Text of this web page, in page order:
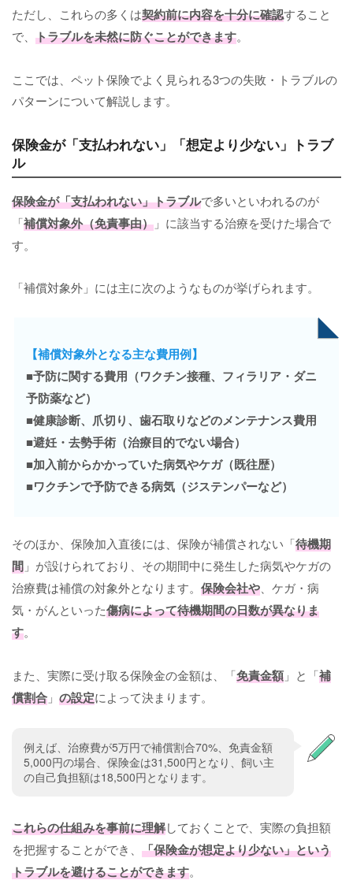
ただし、これらの多くは契約前に内容を十分に確認すること
で、 トラブルを未然に防ぐことができます。
ここでは、ペット保険でよく見られる3つの失敗・トラブルの
パターンについて解説します。
保険金が「支払われない」「想定より少ない」トラブ
ル
保険金が「支払われない」トラブルで多いといわれるのが
「補償対象外（免責事由） 」に該当する治療を受けた場合で
す。
「補償対象外」には主に次のようなものが挙げられます。
【補償対象外となる主な費用例】
■予防に関する費用（ワクチン接種、フィラリア・ダニ
予防薬など）
■健康診断、爪切り、歯石取りなどのメンテナンス費用
■避妊・去勢手術（治療目的でない場合）
■加入前からかかっていた病気やケガ（既往歴）
■ワクチンで予防できる病気（ジステンパーなど）
そのほか、保険加入直後には、保険が補償されない「待機期
間 」が設けられており、その期間中に発生した病気やケガの
治療費は補償の対象外となります。 保険会社や 、ケガ・病
気・がんといった傷病によって待機期間の日数が異なりま
す。
また、実際に受け取る保険金の金額は、「免責金額 」と「補
償割合 」 の設定によって決まります。
例えば、治療費が5万円で補償割合70%、免責金額
5,000円の場合、保険金は31,500円となり、飼い主
の自己負担額は18,500円となります。
これらの仕組みを事前に理解しておくことで、実際の負担額
を把握することができ、 「保険金が想定より少ない」という
トラブルを避けることができます。